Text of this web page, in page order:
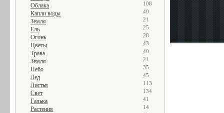
Облака 108
Капли воды 40
Земля 21
Ель 25
Огонь 28
Цветы 43
Трава 40
Земля 21
Небо 35
Лед 45
Листья 113
Свет 134
Галька 41
Растения 14